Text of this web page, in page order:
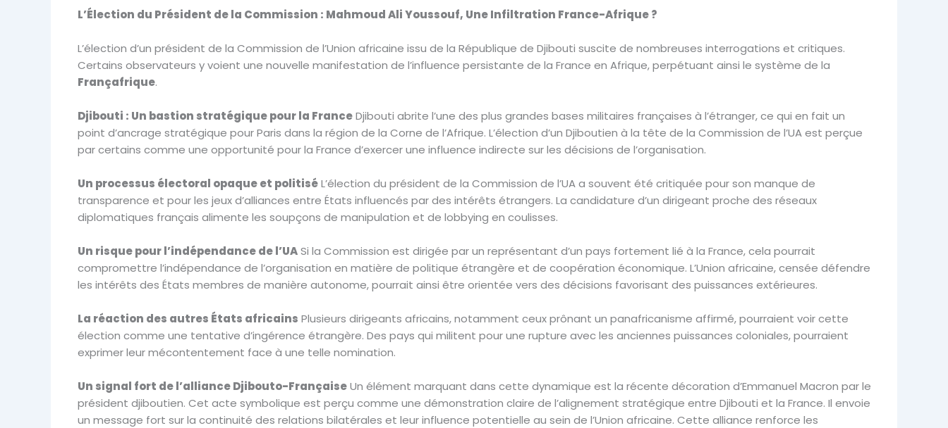
L’Élection du Président de la Commission : Mahmoud Ali Youssouf, Une Infiltration France-Afrique ?
L’élection d’un président de la Commission de l’Union africaine issu de la République de Djibouti suscite de nombreuses interrogations et critiques.
Certains observateurs y voient une nouvelle manifestation de l’influence persistante de la France en Afrique, perpétuant ainsi le système de la
Françafrique.
Djibouti : Un bastion stratégique pour la FranceDjibouti abrite l’une des plus grandes bases militaires françaises à l’étranger, ce qui en fait un
point d’ancrage stratégique pour Paris dans la région de la Corne de l’Afrique. L’élection d’un Djiboutien à la tête de la Commission de l’UA est perçue
par certains comme une opportunité pour la France d’exercer une influence indirecte sur les décisions de l’organisation.
Un processus électoral opaque et politiséL’élection du président de la Commission de l’UA a souvent été critiquée pour son manque de
transparence et pour les jeux d’alliances entre États influencés par des intérêts étrangers. La candidature d’un dirigeant proche des réseaux
diplomatiques français alimente les soupçons de manipulation et de lobbying en coulisses.
Un risque pour l’indépendance de l’UASi la Commission est dirigée par un représentant d’un pays fortement lié à la France, cela pourrait
compromettre l’indépendance de l’organisation en matière de politique étrangère et de coopération économique. L’Union africaine, censée défendre
les intérêts des États membres de manière autonome, pourrait ainsi être orientée vers des décisions favorisant des puissances extérieures.
La réaction des autres États africains Plusieurs dirigeants africains, notamment ceux prônant un panafricanisme affirmé, pourraient voir cette
élection comme une tentative d’ingérence étrangère. Des pays qui militent pour une rupture avec les anciennes puissances coloniales, pourraient
exprimer leur mécontentement face à une telle nomination.
Un signal fort de l’alliance Djibouto-FrançaiseUn élément marquant dans cette dynamique est la récente décoration d’Emmanuel Macron par le
président djiboutien. Cet acte symbolique est perçu comme une démonstration claire de l’alignement stratégique entre Djibouti et la France. Il envoie
un message fort sur la continuité des relations bilatérales et leur influence potentielle au sein de l’Union africaine. Cette alliance renforce les